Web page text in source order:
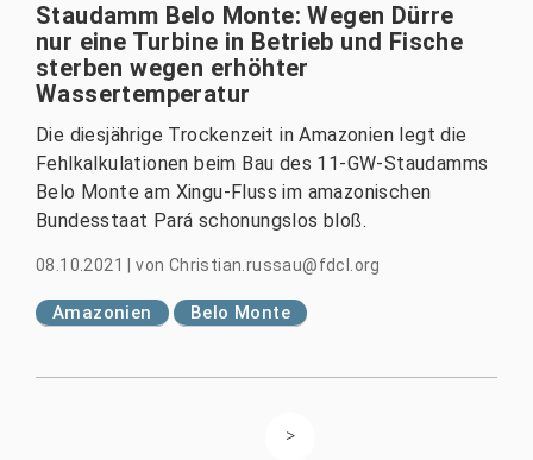
Staudamm Belo Monte: Wegen Dürre
nur eine Turbine in Betrieb und Fische
sterben wegen erhöhter
Wassertemperatur
Die diesjährige Trockenzeit in Amazonien legt die
Fehlkalkulationen beim Bau des 11-GW-Staudamms
Belo Monte am Xingu-Fluss im amazonischen
Bundesstaat Pará schonungslos bloß.
08.10.2021 |von Christian.russau@fdcl.org
Amazonien Belo Monte